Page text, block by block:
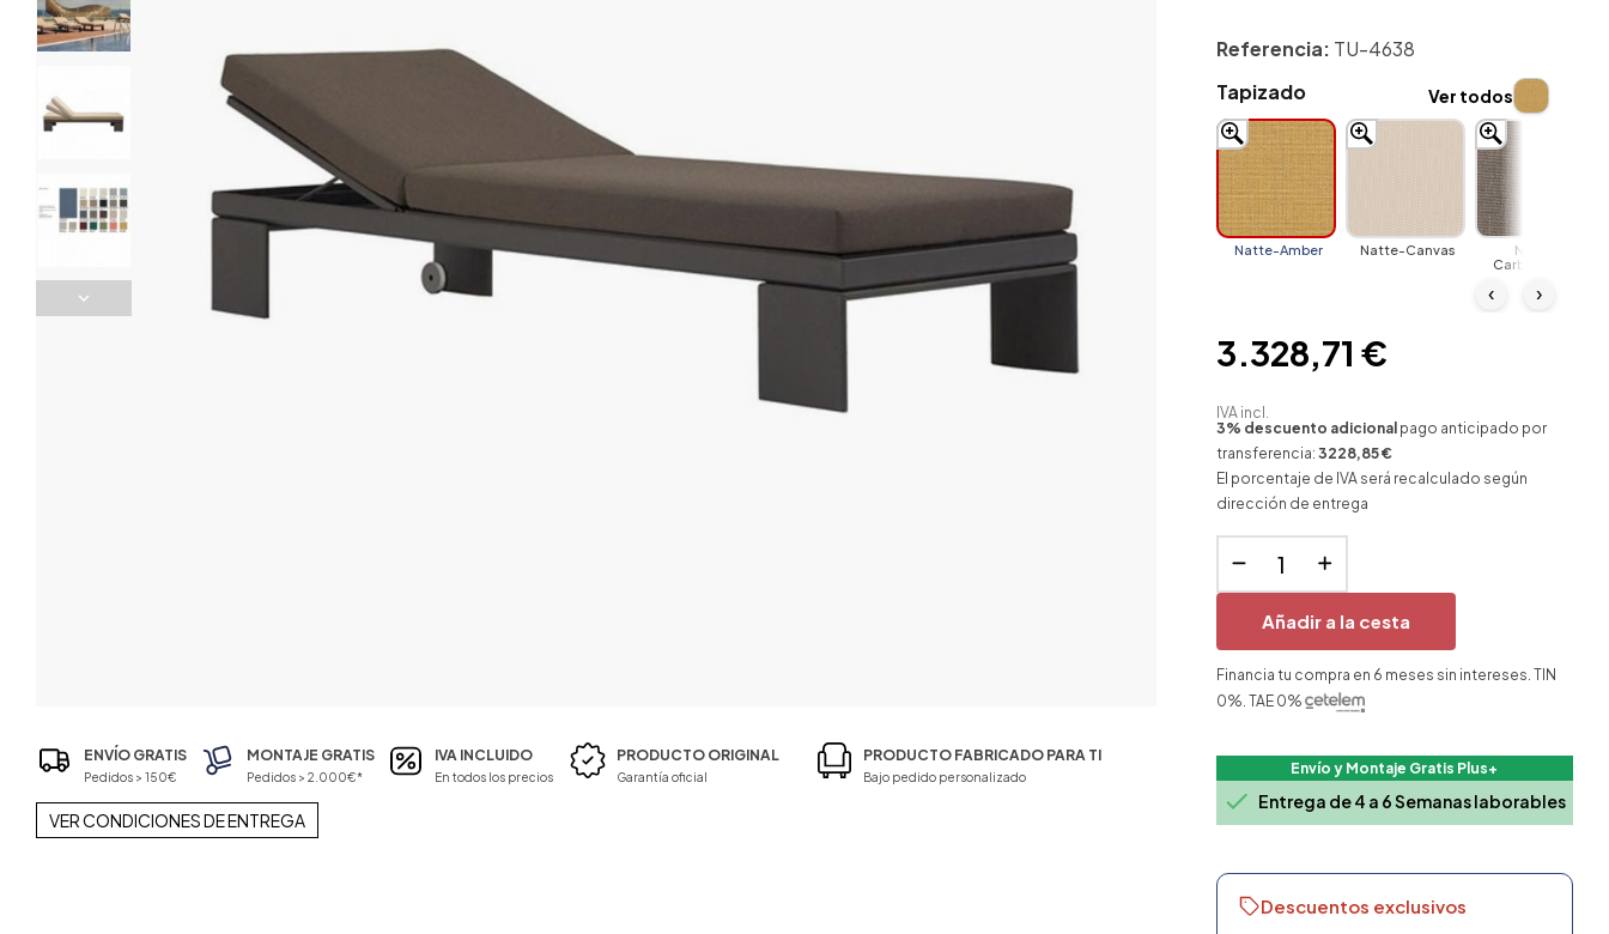
ENVÍO GRATIS
Pedidos > 150€
MONTAJE GRATIS
Pedidos > 2.000€*
IVA INCLUIDO
En todos los precios
PRODUCTO ORIGINAL
Garantía oficial
PRODUCTO FABRICADO PARA TI
Bajo pedido personalizado
VER CONDICIONES DE ENTREGA
Referencia: TU-4638
Tapizado
Natte-Amber Natte-Canvas
Natte-
CarbonBeige
‹ ›
Ver todos
3.328,71 €
IVA incl.
3% descuento adicional pago anticipado por
transferencia: 3228,85 €
El porcentaje de IVA será recalculado según
dirección de entrega
Añadir a la cesta
Financia tu compra en 6 meses sin intereses. TIN
0%. TAE 0%
Envío y Montaje Gratis Plus+
 Entrega de 4 a 6 Semanas laborables
Descuentos exclusivos